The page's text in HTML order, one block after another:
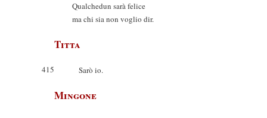
Qualchedun sarà felice
ma chi sia non voglio dir.
Titta
415 Sarò io.
Mingone